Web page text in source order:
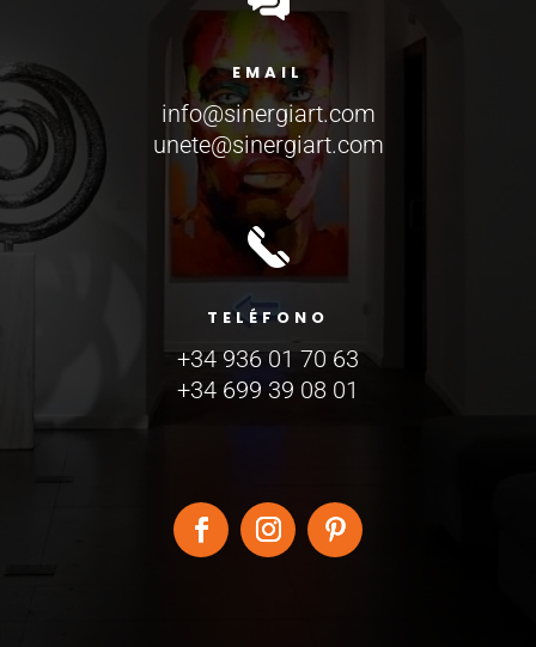
EMAIL
info@sinergiart.com
unete@sinergiart.com
TELÉFONO
+34 936 01 70 63
+34 699 39 08 01